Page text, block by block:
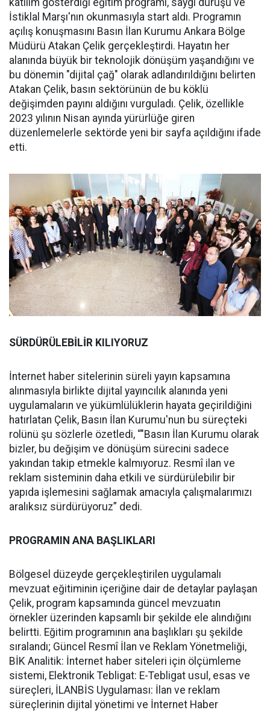
katılım gösterdiği eğitim programı, saygı duruşu ve
İstiklal Marşı'nın okunmasıyla start aldı. Programın
açılış konuşmasını Basın İlan Kurumu Ankara Bölge
Müdürü Atakan Çelik gerçekleştirdi. Hayatın her
alanında büyük bir teknolojik dönüşüm yaşandığını ve
bu dönemin "dijital çağ" olarak adlandırıldığını belirten
Atakan Çelik, basın sektörünün de bu köklü
değişimden payını aldığını vurguladı. Çelik, özellikle
2023 yılının Nisan ayında yürürlüğe giren
düzenlemelerle sektörde yeni bir sayfa açıldığını ifade
etti.
SÜRDÜRÜLEBİLİR KILIYORUZ
İnternet haber sitelerinin süreli yayın kapsamına
alınmasıyla birlikte dijital yayıncılık alanında yeni
uygulamaların ve yükümlülüklerin hayata geçirildiğini
hatırlatan Çelik, Basın İlan Kurumu'nun bu süreçteki
rolünü şu sözlerle özetledi, “"Basın İlan Kurumu olarak
bizler, bu değişim ve dönüşüm sürecini sadece
yakından takip etmekle kalmıyoruz. Resmî ilan ve
reklam sisteminin daha etkili ve sürdürülebilir bir
yapıda işlemesini sağlamak amacıyla çalışmalarımızı
aralıksız sürdürüyoruz” dedi.
PROGRAMIN ANA BAŞLIKLARI
Bölgesel düzeyde gerçekleştirilen uygulamalı
mevzuat eğitiminin içeriğine dair de detaylar paylaşan
Çelik, program kapsamında güncel mevzuatın
örnekler üzerinden kapsamlı bir şekilde ele alındığını
belirtti. Eğitim programının ana başlıkları şu şekilde
sıralandı; Güncel Resmî İlan ve Reklam Yönetmeliği,
BİK Analitik: İnternet haber siteleri için ölçümleme
sistemi, Elektronik Tebligat: E-Tebligat usul, esas ve
süreçleri, İLANBİS Uygulaması: İlan ve reklam
süreçlerinin dijital yönetimi ve İnternet Haber